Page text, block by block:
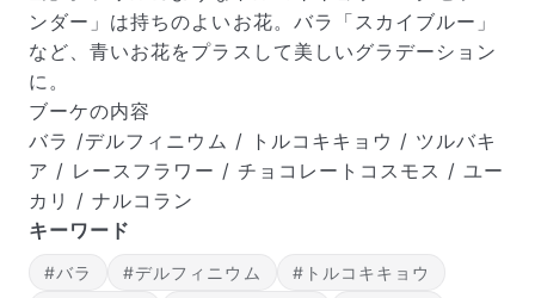
ンダー」は持ちのよいお花。バラ「スカイブルー」
など、青いお花をプラスして美しいグラデーション
に。
ブーケの内容
バラ /デルフィニウム / トルコキキョウ / ツルバキ
ア / レースフラワー / チョコレートコスモス / ユー
カリ / ナルコラン
キーワード
#バラ #デルフィニウム
#トルコキキョウ